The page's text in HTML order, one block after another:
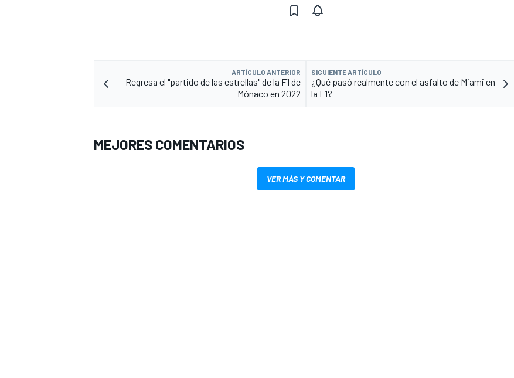
ARTÍCULO ANTERIOR
Regresa el "partido de las estrellas" de la F1 de
Mónaco en 2022
SIGUIENTE ARTÍCULO
¿Qué pasó realmente con el asfalto de Miami en
la F1?
MEJORES COMENTARIOS
VER MÁS Y COMENTAR